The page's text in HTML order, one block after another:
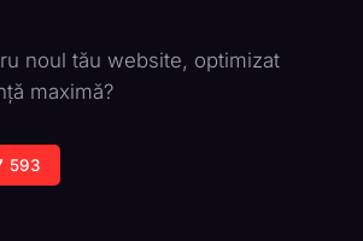
noul tău website, optimizat
maximă?
593